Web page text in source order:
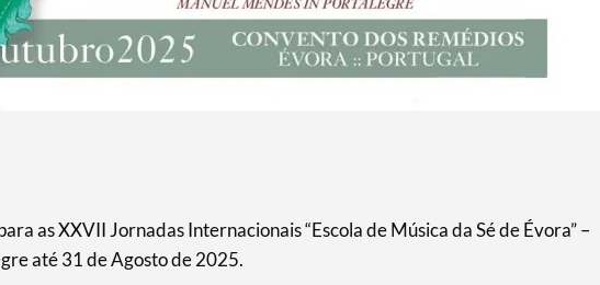
as XXVII Jornadas Internacionais “Escola de Música da Sé de Évora” –
até 31 de Agosto de 2025.